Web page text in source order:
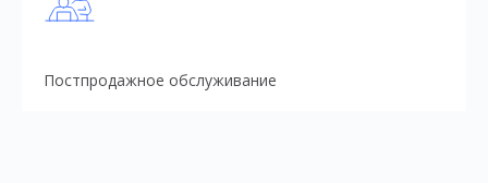
Постпродажное обслуживание